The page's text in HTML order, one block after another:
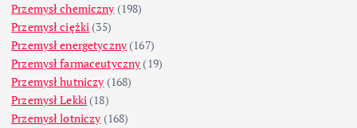
Przemysł chemiczny (198)
Przemysł ciężki (35)
Przemysł energetyczny (167)
Przemysł farmaceutyczny (19)
Przemysł hutniczy (168)
Przemysł Lekki (18)
Przemysł lotniczy (168)